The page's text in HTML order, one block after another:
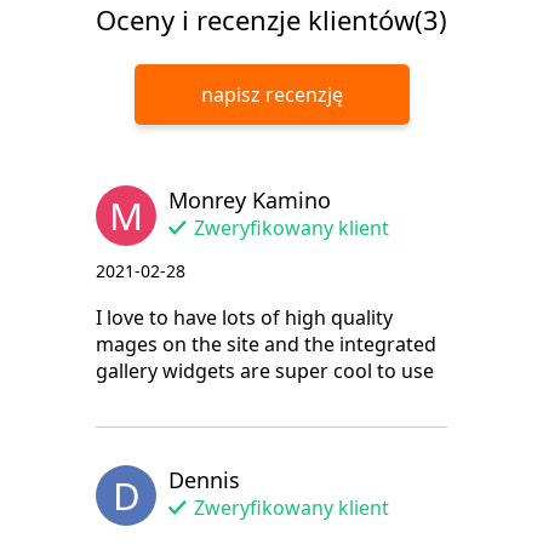
Oceny i recenzje klientów(3)
napisz recenzję
M Monrey Kamino
Zweryfikowany klient
2021-02-28
I love to have lots of high quality
mages on the site and the integrated
gallery widgets are super cool to use
D Dennis
Zweryfikowany klient